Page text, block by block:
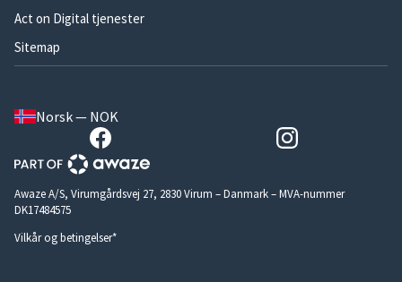
Act on Digital tjenester
Sitemap
Norsk — NOK
Awaze A/S, Virumgårdsvej 27, 2830 Virum – Danmark – MVA-nummer
DK17484575
Vilkår og betingelser*